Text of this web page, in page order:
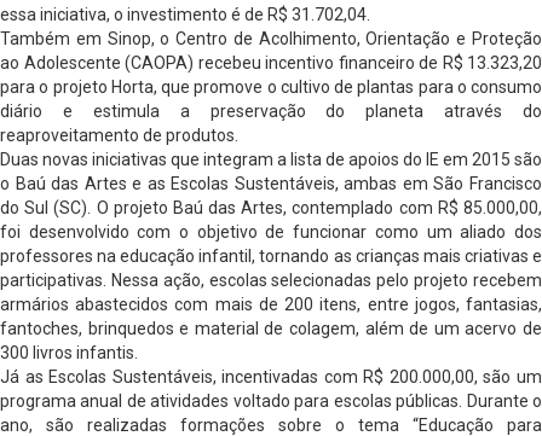
essa iniciativa, o investimento é de R$ 31.702,04.
Também em Sinop, o Centro de Acolhimento, Orientação e Proteção
ao Adolescente (CAOPA) recebeu incentivo financeiro de R$ 13.323,20
para o projeto Horta, que promove o cultivo de plantas para o consumo
diário e estimula a preservação do planeta através do
reaproveitamento de produtos.
Duas novas iniciativas que integram a lista de apoios do IE em 2015 são
o Baú das Artes e as Escolas Sustentáveis, ambas em São Francisco
do Sul (SC). O projeto Baú das Artes, contemplado com R$ 85.000,00,
foi desenvolvido com o objetivo de funcionar como um aliado dos
professores na educação infantil, tornando as crianças mais criativas e
participativas. Nessa ação, escolas selecionadas pelo projeto recebem
armários abastecidos com mais de 200 itens, entre jogos, fantasias,
fantoches, brinquedos e material de colagem, além de um acervo de
300 livros infantis.
Já as Escolas Sustentáveis, incentivadas com R$ 200.000,00, são um
programa anual de atividades voltado para escolas públicas. Durante o
ano, são realizadas formações sobre o tema “Educação para